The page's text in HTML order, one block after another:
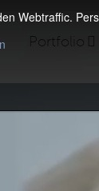
Webtraffic.
Portfolio